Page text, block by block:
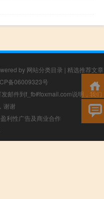
by 网站分类目录 | 精选推荐文章
备06009323号
邮件到f_fb#foxmail.com说明，我们
谢谢
利性广告及商业合作